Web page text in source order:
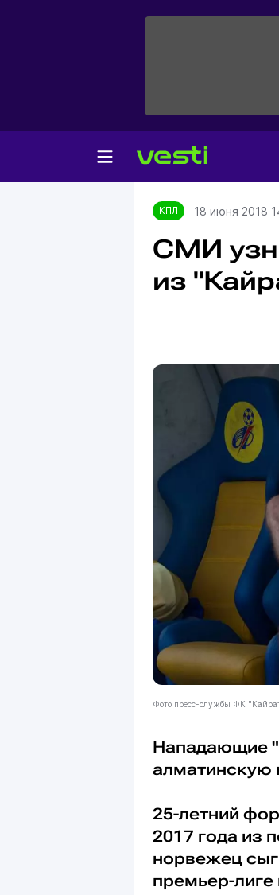
Главная
КПЛ
КПЛ 18 июня 2018
СМИ
из
Фото пресс-службы ФК
Нападающие
алматинскую
25-летний
2017 года из
норвежец
премьер-